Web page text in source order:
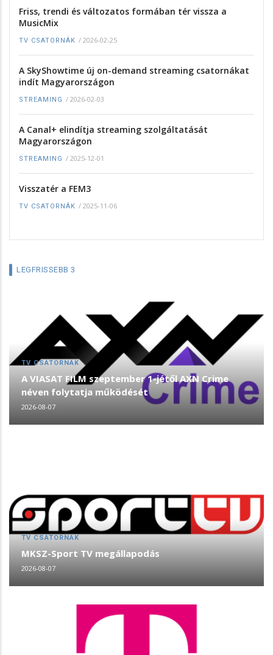
Friss, trendi és változatos formában tér vissza a
MusicMix
TV CSATORNÁK / 2026-02-25
A SkyShowtime új on-demand streaming csatornákat
indít Magyarországon
STREAMING / 2026-02-03
A Canal+ elindítja streaming szolgáltatását
Magyarországon
STREAMING / 2025-12-01
Visszatér a FEM3
TV CSATORNÁK / 2025-11-06
LEGFRISSEBB 3
TV CSATORNÁK
A VIASAT FILM szeptember 1-jétől AXN Crime
néven folytatja működését
2026-08-07
TV CSATORNÁK
MKSZ-Sport TV megállapodás
2026-08-07